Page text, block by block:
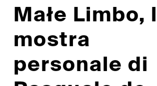
Małe Limbo,
mostra
personale di